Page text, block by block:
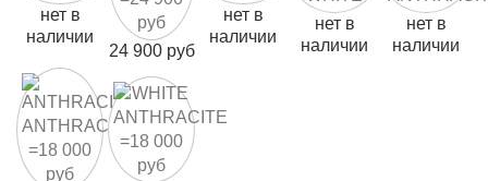
нет в
наличии
24 900 руб
нет в
наличии
нет в
наличии
нет в
наличии